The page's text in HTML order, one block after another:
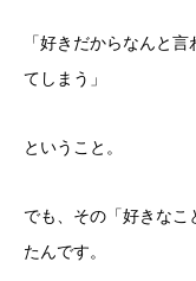
「好きだからなんと
てしまう」
ということ。
でも、その「好きなこ
たんです。